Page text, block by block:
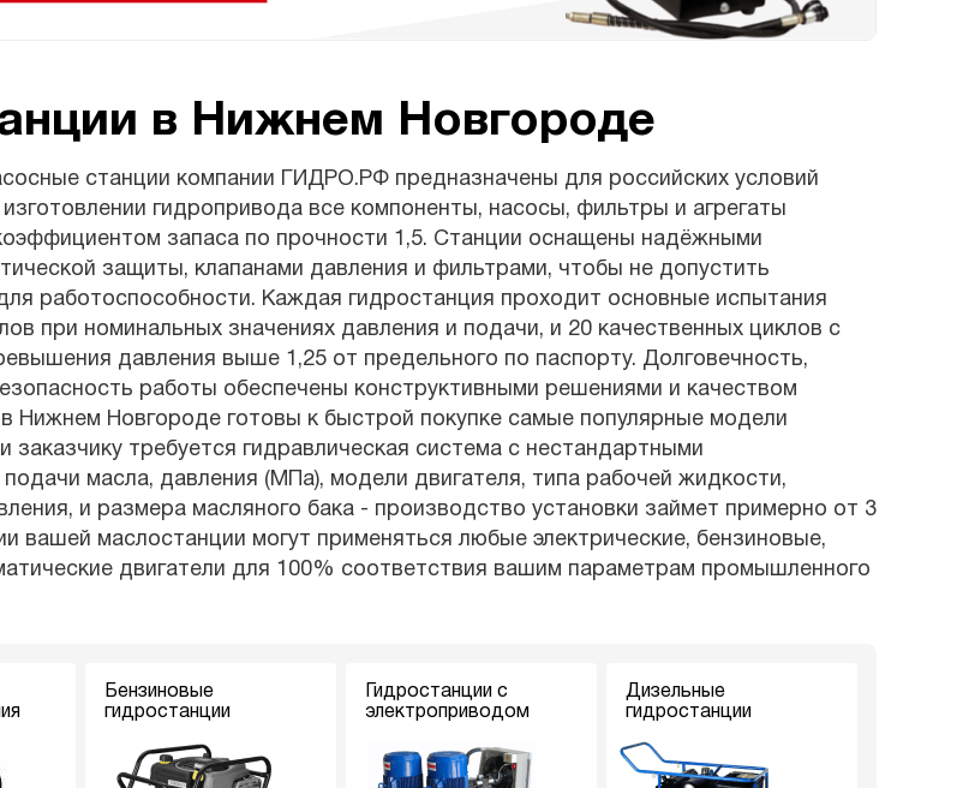
в Нижнем Новгороде
станции компании ГИДРО.РФ предназначены для российских условий
гидропривода все компоненты, насосы, фильтры и агрегаты
запаса по прочности 1,5. Станции оснащены надёжными
защиты, клапанами давления и фильтрами, чтобы не допустить
работоспособности. Каждая гидростанция проходит основные испытания
при номинальных значениях давления и подачи, и 20 качественных циклов с
давления выше 1,25 от предельного по паспорту. Долговечность,
работы обеспечены конструктивными решениями и качеством
Нижнем Новгороде готовы к быстрой покупке самые популярные модели
заказчику требуется гидравлическая система с нестандартными
подачи масла, давления (МПа), модели двигателя, типа рабочей жидкости,
и размера масляного бака - производство установки займет примерно от 3
вашей маслостанции могут применяться любые электрические, бензиновые,
двигатели для 100% соответствия вашим параметрам промышленного
Бензиновые
гидростанции
Гидростанции с
электроприводом
Дизельные
гидростанции